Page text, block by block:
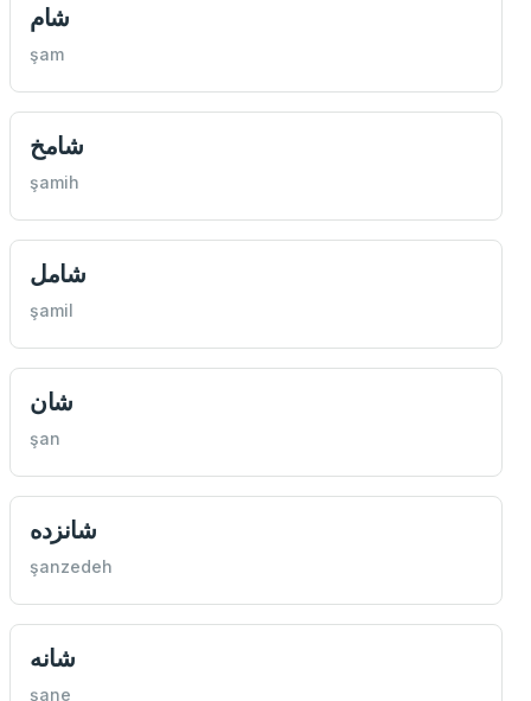
شام
şam
شامخ
şamih
شامل
şamil
شان
şan
شانزده
şanzedeh
شانه
şane